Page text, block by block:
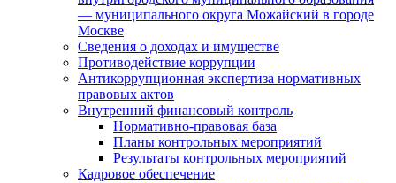
— муниципального округа Можайский в городе
Москве
Сведения о доходах и имуществе
Противодействие коррупции
Антикоррупционная экспертиза нормативных
правовых актов
Внутренний финансовый контроль
Нормативно-правовая база
Планы контрольных мероприятий
Результаты контрольных мероприятий
Кадровое обеспечение